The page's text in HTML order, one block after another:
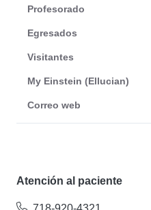
Profesorado
Egresados
Visitantes
My Einstein (Ellucian)
Correo web
Atención al paciente